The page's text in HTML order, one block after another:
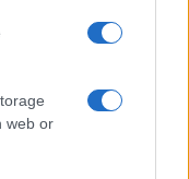
web or